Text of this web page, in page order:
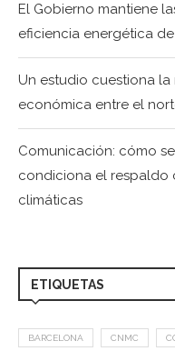
El Gobierno mantiene
eficiencia energética
Un estudio cuestiona
económica entre el
Comunicación: cómo
condiciona el respaldo
climáticas
ETIQUETAS
BARCELONA CNMC